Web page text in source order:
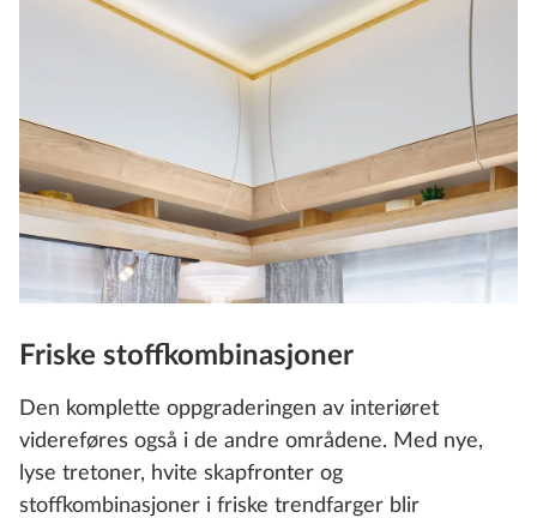
Friske stoffkombinasjoner
Den komplette oppgraderingen av interiøret
videreføres også i de andre områdene. Med nye,
lyse tretoner, hvite skapfronter og
stoffkombinasjoner i friske trendfarger blir